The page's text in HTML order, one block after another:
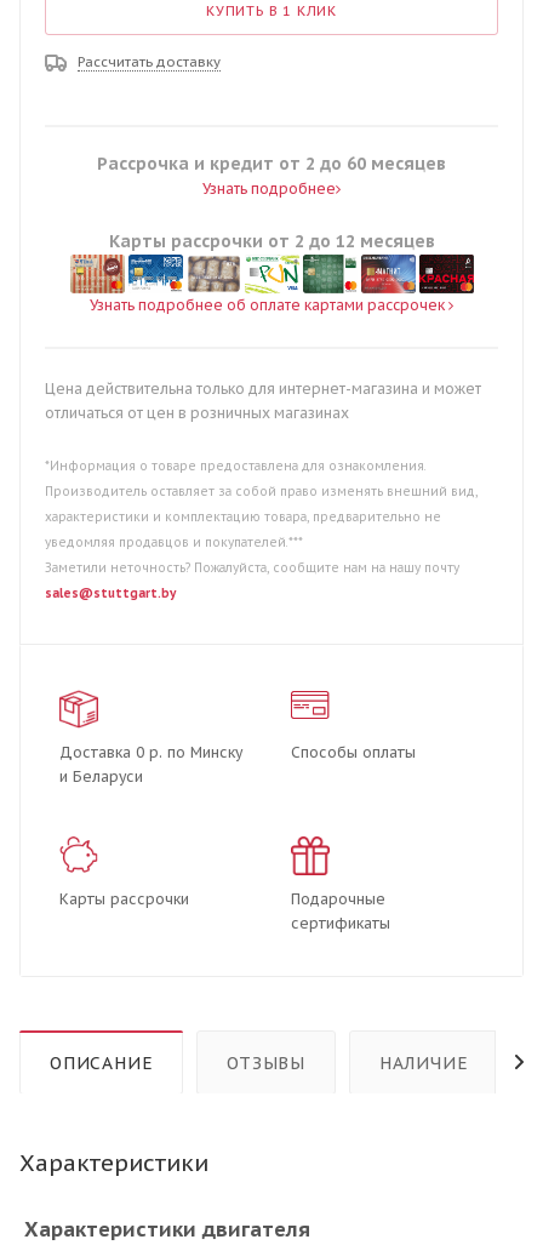
КУПИТЬ В 1 КЛИК
Рассчитать доставку
Рассрочка и кредит от 2 до 60 месяцев
Узнать подробнее
Карты рассрочки от 2 до 12 месяцев
Узнать подробнее об оплате картами рассрочек
Цена действительна только для интернет-магазина и может
отличаться от цен в розничных магазинах
*Информация о товаре предоставлена для ознакомления.
Производитель оставляет за собой право изменять внешний вид,
характеристики и комплектацию товара, предварительно не
уведомляя продавцов и покупателей.***
Заметили неточность? Пожалуйста, сообщите нам на нашу почту
sales@stuttgart.by
Доставка 0 р. по Минску
и Беларуси
Способы оплаты
Карты рассрочки
Подарочные
сертификаты
ОПИСАНИЕ ОТЗЫВЫ НАЛИЧИЕ
Характеристики
Характеристики двигателя